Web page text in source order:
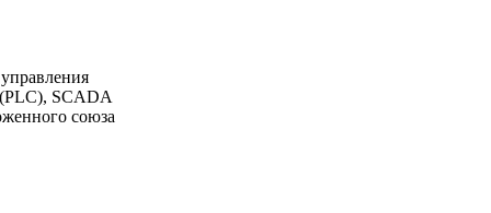
SCADA
союза